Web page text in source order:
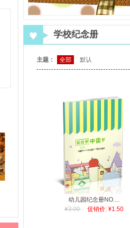
学校纪念册
主题： 全部 默认
幼儿园纪念册NO....
¥3.00促销价: ¥1.50